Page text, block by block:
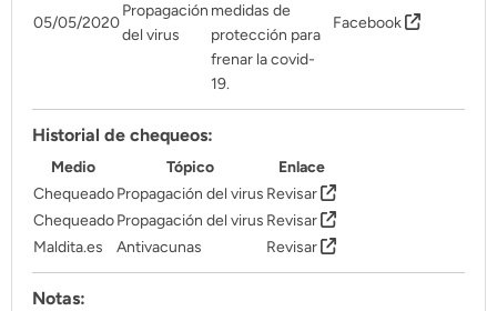
05/05/2020
Propagación
del virus
medidas de
protección para
frenar la covid-
19.
Facebook
Historial de chequeos:
Medio Tópico
Enlace
Chequeado Propagación del virus Revisar
Chequeado Propagación del virus Revisar
Maldita.es
Antivacunas Revisar
Notas: